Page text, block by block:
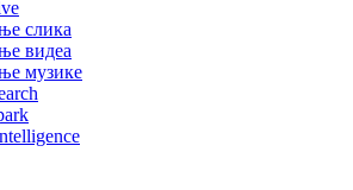
слика
видеа
музике